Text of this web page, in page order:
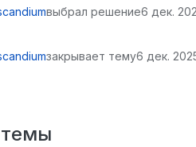
выбрал решение6 дек.
закрывает тему6 дек.